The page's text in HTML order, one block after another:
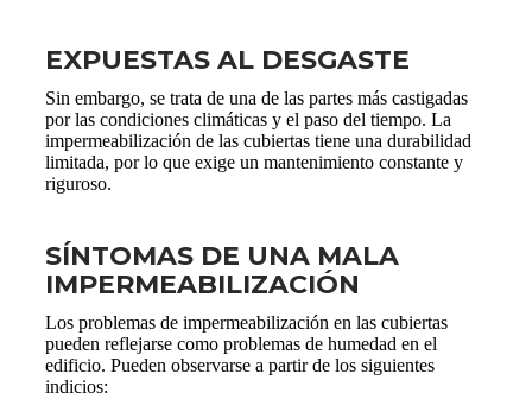
EXPUESTAS AL DESGASTE
Sin embargo, se trata de una de las partes más castigadas
por las condiciones climáticas y el paso del tiempo. La
impermeabilización de las cubiertas tiene una durabilidad
limitada, por lo que exige un mantenimiento constante y
riguroso.
SÍNTOMAS DE UNA MALA
IMPERMEABILIZACIÓN
Los problemas de impermeabilización en las cubiertas
pueden reflejarse como problemas de humedad en el
edificio. Pueden observarse a partir de los siguientes
indicios: